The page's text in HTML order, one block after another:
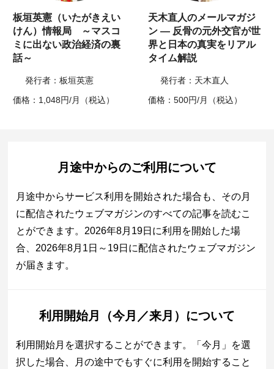
板垣英憲（いたがきえい
けん）情報局 ～マスコ
ミに出ない政治経済の裏
話～
発行者：板垣英憲
価格：1,048円/月（税込）
天木直人のメールマガジ
ン ― 反骨の元外交官が世
界と日本の真実をリアル
タイム解説
発行者：天木直人
価格：500円/月（税込）
月途中からのご利用について
月途中からサービス利用を開始された場合も、その月
に配信されたウェブマガジンのすべての記事を読むこ
とができます。2026年8月19日に利用を開始した場
合、2026年8月1日～19日に配信されたウェブマガジン
が届きます。
利用開始月（今月／来月）について
利用開始月を選択することができます。「今月」を選
択した場合、月の途中でもすぐに利用を開始すること